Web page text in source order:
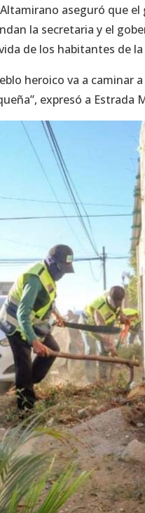
aseguró que
la secretaria y el
de los habitantes de
heroico va a caminar
expresó a Estrada